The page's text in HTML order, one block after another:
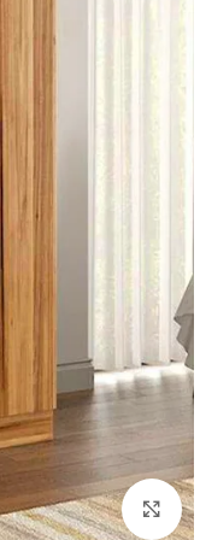
Click to enlarge